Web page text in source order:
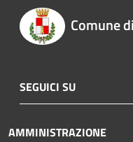
Comune
SEGUICI SU
AMMINISTRAZIONE